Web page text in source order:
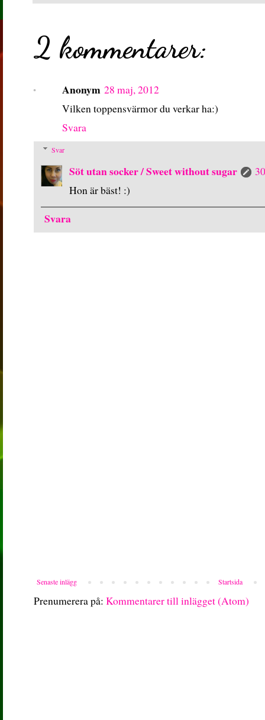
2 kommentarer:
Anonym 28 maj, 2012
Vilken toppensvärmor du verkar ha:)
Svara
Svar
Söt utan socker / Sweet without sugar
Hon är bäst! :)
Svara
Senaste inlägg Startsida
Prenumerera på: Kommentarer till inlägget (Atom)